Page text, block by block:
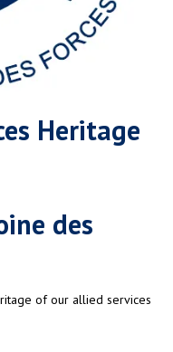
Heritage
des
of our allied services